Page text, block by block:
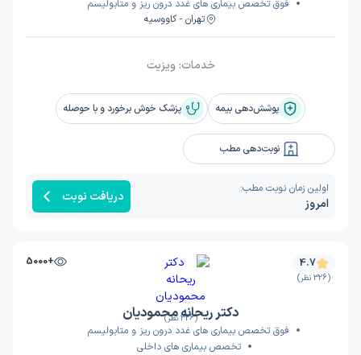
فوق تخصص بیماری های غدد درون ریز و متابولیسم
تهران - کاووسیه
خدمات:ویزیت
پوشش‌دهی بیمه پزشک خوش برخورد و با حوصله
نوبت‌دهی مطب
اولین زمان نوبت مطب:
امروز دریافت نوبت
(326 نظر)
+5000 4.7
(326 نظر)
دکتر ریحانه محمودیان
فوق تخصص بیماری های غدد درون ریز و متابولیسم
تخصص بیماری های داخلی